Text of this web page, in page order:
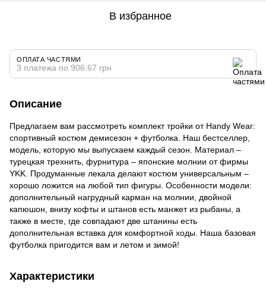
В избранное
ОПЛАТА ЧАСТЯМИ
3 платежа по 906.67 грн
Описание
Предлагаем вам рассмотреть комплект тройки от Handy Wear:
спортивный костюм демисезон + футболка. Наш бестселлер,
модель, которую мы выпускаем каждый сезон. Материал –
турецкая трехнить, фурнитура – японские молнии от фирмы
YKK. Продуманные лекала делают костюм универсальным –
хорошо ложится на любой тип фигуры. Особенности модели:
дополнительный нагрудный карман на молнии, двойной
капюшон, внизу кофты и штанов есть манжет из рыбаны, а
также в месте, где совпадают две штанины есть
дополнительная вставка для комфортной ходы. Наша базовая
футболка пригодится вам и летом и зимой!
Характеристики